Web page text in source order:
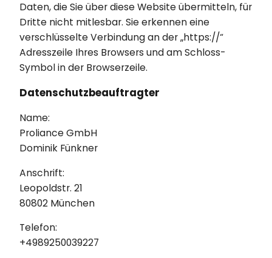
Daten, die Sie über diese Website übermitteln, für
Dritte nicht mitlesbar. Sie erkennen eine
verschlüsselte Verbindung an der „https://“
Adresszeile Ihres Browsers und am Schloss-
Symbol in der Browserzeile.
Datenschutzbeauftragter
Name:
Proliance GmbH
Dominik Fünkner
Anschrift:
Leopoldstr. 21
80802 München
Telefon:
+4989250039227